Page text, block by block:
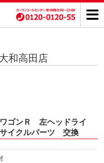
和高田店
ンＲ 左ヘッドライ
イクルパーツ 交換